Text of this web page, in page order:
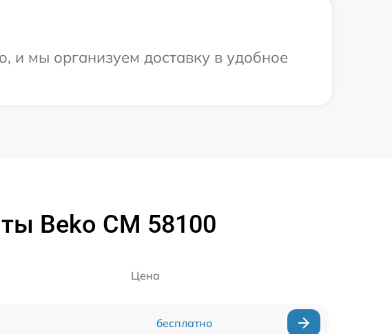
и мы организуем доставку в удобное
Beko CM 58100
Цена
бесплатно